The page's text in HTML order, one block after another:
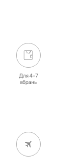
Для 4-7
вбрань